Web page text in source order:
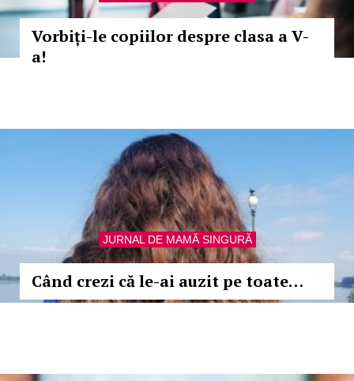
Vorbiți-le copiilor despre clasa a V-
a!
JURNAL DE MAMĂ SINGURĂ
Când crezi că le-ai auzit pe toate…